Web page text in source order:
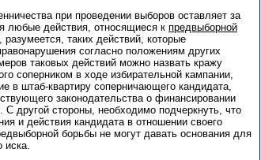
при проведении выборов оставляет за
любые действия, относящиеся к предвыборной
таких действий, которые
согласно положениям других
таковых действий можно назвать кражу
соперником в ходе избирательной кампании,
в штаб-квартиру соперничающего кандидата,
законодательства о финансировании
другой стороны, необходимо подчеркнуть, что
и действия кандидата в отношении своего
борьбы не могут давать основания для